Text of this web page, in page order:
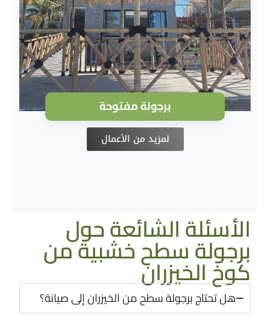
برجولة مفتوحة
لمزيد من الأعمال
الأسئلة الشائعة حول
برجولة سطح خشبية من
كوخ الخيزران
هل تحتاج برجولة سطح من الخيزران إلى صيانة؟